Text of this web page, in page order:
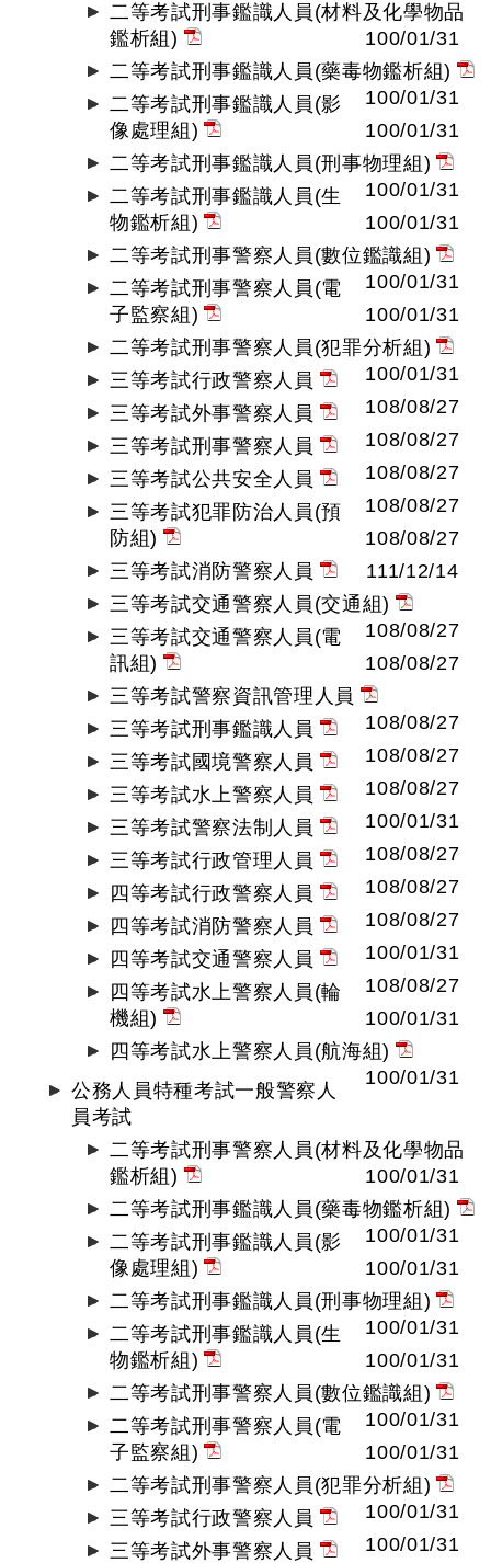
二等考試刑事鑑識人員(材料及化學物品
鑑析組)
100/01/31
二等考試刑事鑑識人員(藥毒物鑑析組)
100/01/31
二等考試刑事鑑識人員(影
像處理組)
100/01/31
二等考試刑事鑑識人員(刑事物理組)
100/01/31
二等考試刑事鑑識人員(生
物鑑析組)
100/01/31
二等考試刑事警察人員(數位鑑識組)
100/01/31
二等考試刑事警察人員(電
子監察組)
100/01/31
二等考試刑事警察人員(犯罪分析組)
100/01/31
三等考試行政警察人員
108/08/27
三等考試外事警察人員
108/08/27
三等考試刑事警察人員
108/08/27
三等考試公共安全人員
108/08/27
三等考試犯罪防治人員(預
防組)
108/08/27
三等考試消防警察人員
111/12/14
三等考試交通警察人員(交通組)
108/08/27
三等考試交通警察人員(電
訊組)
108/08/27
三等考試警察資訊管理人員
108/08/27
三等考試刑事鑑識人員
108/08/27
三等考試國境警察人員
108/08/27
三等考試水上警察人員
100/01/31
三等考試警察法制人員
108/08/27
三等考試行政管理人員
108/08/27
四等考試行政警察人員
108/08/27
四等考試消防警察人員
100/01/31
四等考試交通警察人員
108/08/27
四等考試水上警察人員(輪
機組)
100/01/31
四等考試水上警察人員(航海組)
100/01/31
公務人員特種考試一般警察人
員考試
二等考試刑事警察人員(材料及化學物品
鑑析組)
100/01/31
二等考試刑事鑑識人員(藥毒物鑑析組)
100/01/31
二等考試刑事鑑識人員(影
像處理組)
100/01/31
二等考試刑事鑑識人員(刑事物理組)
100/01/31
二等考試刑事鑑識人員(生
物鑑析組)
100/01/31
二等考試刑事警察人員(數位鑑識組)
100/01/31
二等考試刑事警察人員(電
子監察組)
100/01/31
二等考試刑事警察人員(犯罪分析組)
100/01/31
三等考試行政警察人員
100/01/31
三等考試外事警察人員